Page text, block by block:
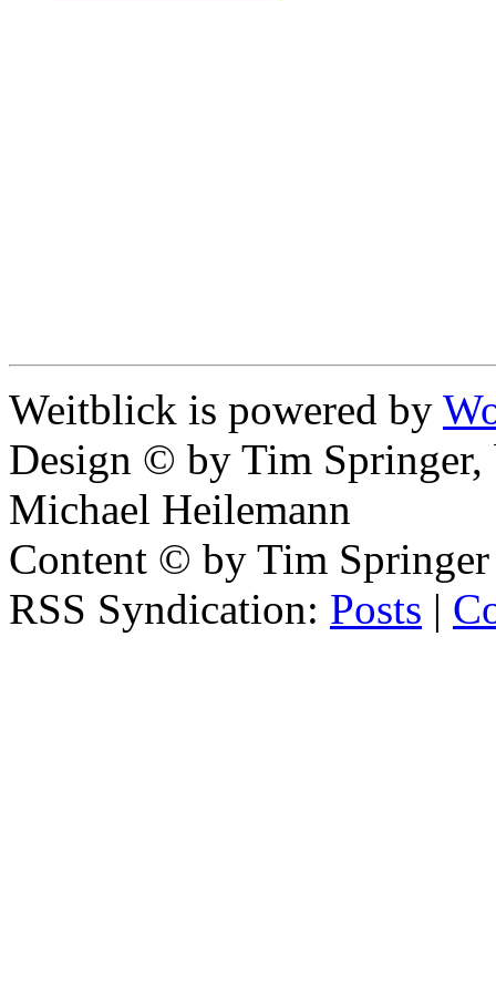
Weitblick is powered by
Design © by Tim Springer,
Michael Heilemann
Content © by Tim
RSS Syndication: Posts |